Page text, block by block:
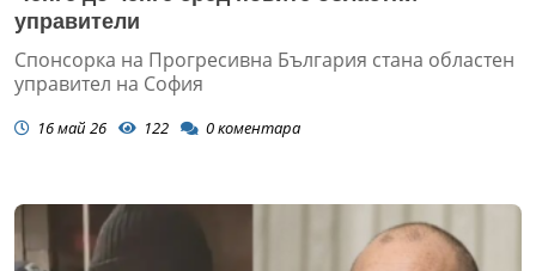
управители
Спонсорка на Прогресивна България стана областен
управител на София
16 май 26 122 0коментара